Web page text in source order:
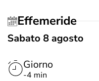
Effemeride
Sabato 8 agosto
Giorno
-4 min